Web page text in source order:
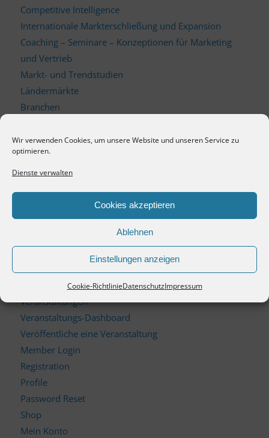
Wir verwenden Cookies, um unsere Website und unseren Service zu
optimieren.
Dienste verwalten
Cookies akzeptieren
Ablehnen
Einstellungen anzeigen
Cookie-RichtlinieDatenschutzImpressum
Competitive Intelligence
Internationale Markterschließung und Expansion
Coaching – Seminare – Konzeptionen für Marketing
und Vertrieb
Markt- und Trendstudien
Ländermärkte
Branchen
Marktforschung für Fördertechnik
Marktforschung für intelligente Werkstoffe
Marktforschung in Abfallwirtschaft und
Datenschutz
Veranstaltungen
Veranstaltungs-Dashboard
Veröffentliche eine Veranstaltung
Member Login
Registration
Profile
Password Reset
Shop
Mein Konto